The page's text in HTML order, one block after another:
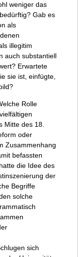
weniger das
Gab es
als
illegitim
auch substantiell
Erwartete
sie ist, einfügte,
Rolle
Mitte des 18.
oder
Zusammenhang
befassten
die Idee des
der
Begriffe
solche
sich